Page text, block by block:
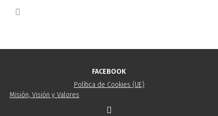
Misión, Visión y Valores
Política de Cookies (UE)
FACEBOOK